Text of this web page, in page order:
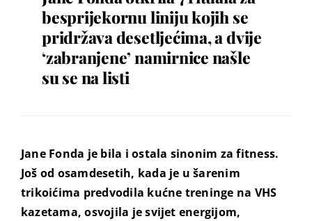
besprijekornu liniju kojih se
pridržava desetljećima, a dvije
‘zabranjene’ namirnice našle
su se na listi
Jane Fonda je bila i ostala sinonim za fitness.
Još od osamdesetih, kada je u šarenim
trikoićima predvodila kućne treninge na VHS
kazetama, osvojila je svijet energijom,